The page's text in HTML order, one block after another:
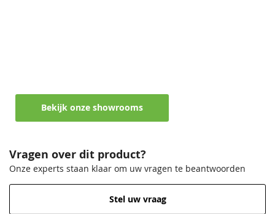
Bekijk onze showrooms
Vragen over dit product?
Onze experts staan klaar om uw vragen te beantwoorden
Stel uw vraag